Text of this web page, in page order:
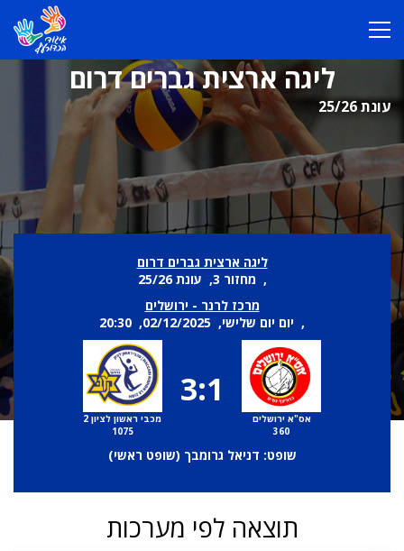
ליגה ארצית גברים דרום
עונת 25/26
ליגה ארצית גברים דרום
, מחזור 3, עונת 25/26
מרכז לרנר - ירושלים
, יום יום שלישי, 02/12/2025, 20:30
אס"א ירושלים
360
3:1
מכבי ראשון לציון 2
1075
שופט: דניאל גרומבך (שופט ראשי)
תוצאה לפי מערכות